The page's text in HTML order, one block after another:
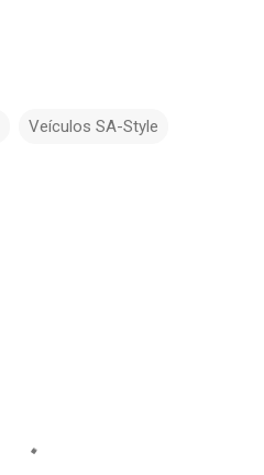
Veículos SA-Style